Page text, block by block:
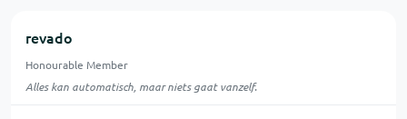
revado
Honourable Member
Alles kan automatisch, maar niets gaat vanzelf.